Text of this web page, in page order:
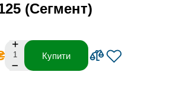
(Сегмент)
Купити